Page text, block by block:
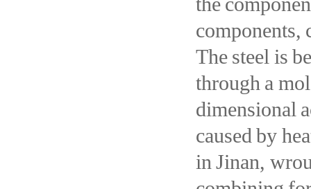
components,
The steel is
through a
dimensional
caused by
in Jinan,